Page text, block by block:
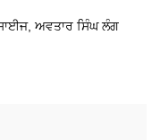
ਅਵਤਾਰ ਸਿੰਘ ਲੰਗ